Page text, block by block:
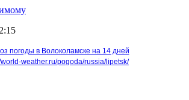
погоды в Волоколамске на 14 дней
world-weather.ru/pogoda/russia/lipetsk/